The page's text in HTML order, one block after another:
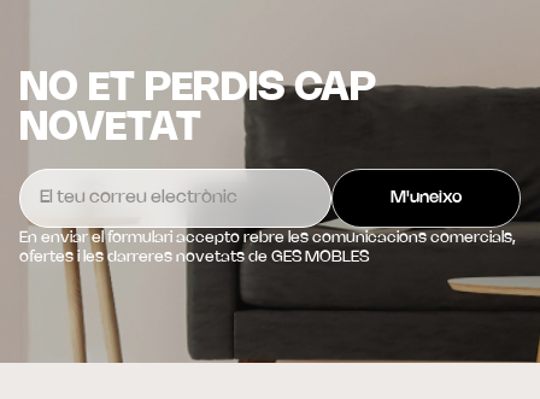
NO ET PERDIS CAP
NOVETAT
En enviar el formulari accepto rebre les comunicacions comercials,
ofertes i les darreres novetats de GES MOBLES